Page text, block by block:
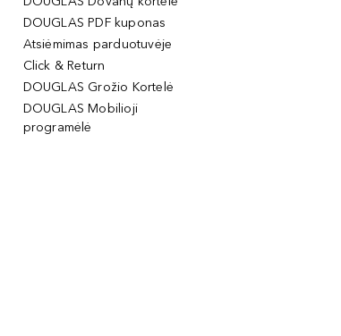
DOUGLAS PDF kuponas
Atsiėmimas parduotuvėje
Click & Return
DOUGLAS Grožio Kortelė
DOUGLAS Mobilioji
programėlė